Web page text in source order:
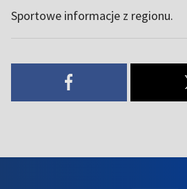
Sportowe informacje z regionu.